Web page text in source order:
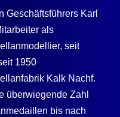
Geschäftsführers Karl
als
seit
1950
Kalk Nachf.
überwiegende Zahl
bis nach